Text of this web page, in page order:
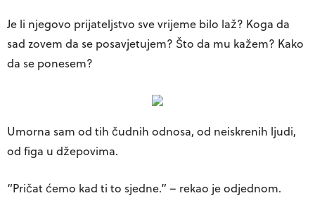
Je li njegovo prijateljstvo sve vrijeme bilo laž? Koga da
sad zovem da se posavjetujem? Što da mu kažem? Kako
da se ponesem?
Umorna sam od tih čudnih odnosa, od neiskrenih ljudi,
od figa u džepovima.
“Pričat ćemo kad ti to sjedne.” – rekao je odjednom.